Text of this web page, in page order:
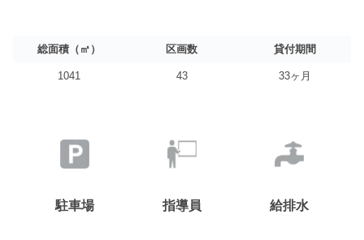
総面積（㎡） 区画数 貸付期間
1041 43 33ヶ月
駐車場 指導員 給排水